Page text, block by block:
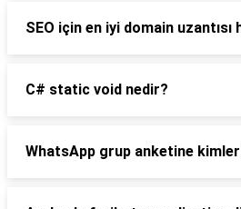
SEO için en iyi domain uzantısı
C# static void nedir?
WhatsApp grup anketine